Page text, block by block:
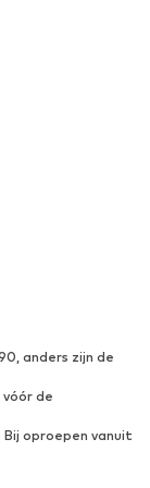
anders zijn de
de
oproepen vanuit